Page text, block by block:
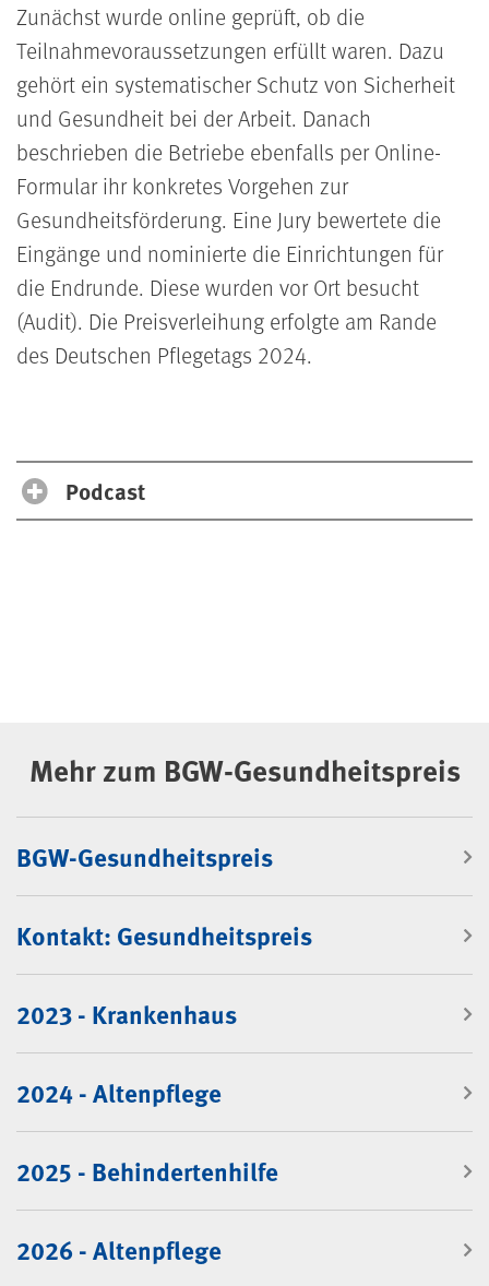
Zunächst wurde online geprüft, ob die
Teilnahmevoraussetzungen erfüllt waren. Dazu
gehört ein systematischer Schutz von Sicherheit
und Gesundheit bei der Arbeit. Danach
beschrieben die Betriebe ebenfalls per Online-
Formular ihr konkretes Vorgehen zur
Gesundheitsförderung. Eine Jury bewertete die
Eingänge und nominierte die Einrichtungen für
die Endrunde. Diese wurden vor Ort besucht
(Audit). Die Preisverleihung erfolgte am Rande
des Deutschen Pflegetags 2024.
Podcast
Mehr zum BGW-Gesundheitspreis
BGW-Gesundheitspreis
Kontakt: Gesundheitspreis
2023 - Krankenhaus
2024 - Altenpflege
2025 - Behindertenhilfe
2026 - Altenpflege